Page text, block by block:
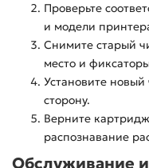
Проверьте
и модели
Снимите старый
место и
Установите
сторону.
Верните
распознавание
Обслуживание